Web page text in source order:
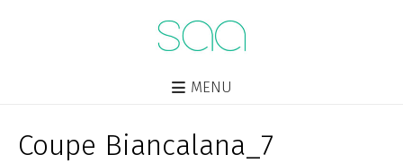
MENU
Coupe Biancalana_7